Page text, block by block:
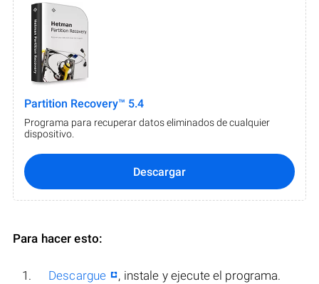
Partition Recovery™ 5.4
Programa para recuperar datos eliminados de cualquier
dispositivo.
Descargar
Para hacer esto:
Descargue , instale y ejecute el programa.